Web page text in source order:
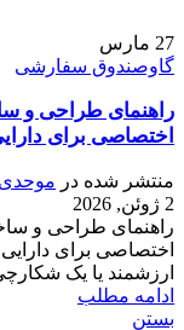
27 مارس
گاوصندوق سفارشی
راهنمای طراحی و
اختصاصی برای
منتشر شده در موحدی
2 ژوئن, 2026
راهنمای طراحی و
اختصاصی برای
ارزشمند یا یک
ادامه مطلب
بستن